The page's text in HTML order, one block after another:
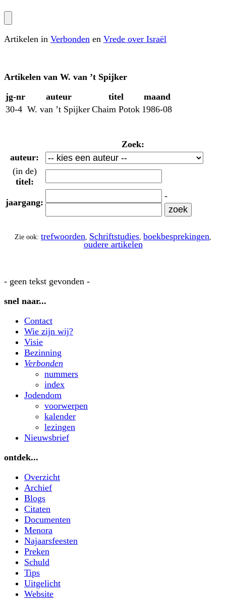
Artikelen in Verbonden en Vrede over Israël
Artikelen van W. van ’t Spijker
jg‑nr
auteur titel
maand
30-4 W. van ’t Spijker Chaim Potok 1986-08
Zoek:
auteur:
(in de)
titel:
jaargang:
-
Zie ook: trefwoorden, Schriftstudies, boekbesprekingen,
oudere artikelen
- geen tekst gevonden -
snel naar...
Contact
Wie zijn wij?
Visie
Bezinning
Verbonden
nummers
index
Jodendom
voorwerpen
kalender
lezingen
Nieuwsbrief
ontdek...
Overzicht
Archief
Blogs
Citaten
Documenten
Menora
Najaarsfeesten
Preken
Schuld
Tips
Uitgelicht
Website